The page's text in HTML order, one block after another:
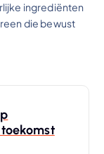
ingrediënten
die bewust